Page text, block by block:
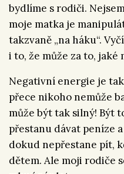
bydlíme s rodiči.
moje matka je
takzvaně „na háku“.
i to, že může za to, jaké
Negativní energie je
přece nikoho nemůže
může být tak silný! Být
přestanu dávat peníze
dokud nepřestane pít,
dětem. Ale moji rodiče